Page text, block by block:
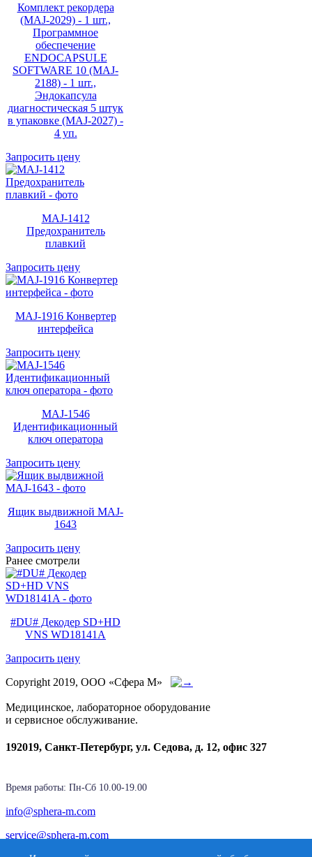
Комплект рекордера
(MAJ-2029) - 1 шт.,
Программное
обеспечение
ENDOCAPSULE
SOFTWARE 10 (MAJ-
2188) - 1 шт.,
Эндокапсула
диагностическая 5 штук
в упаковке (MAJ-2027) -
4 уп.
Запросить цену
MAJ-1412
Предохранитель
плавкий
Запросить цену
MAJ-1916 Конвертер
интерфейса
Запросить цену
MAJ-1546
Идентификационный
ключ оператора
Запросить цену
Ящик выдвижной MAJ-
1643
Запросить цену
Ранее смотрели
#DU# Декодер SD+HD
VNS WD18141A
Запросить цену
Copyright 2019, ООО «Сфера М»
Медицинское, лабораторное оборудование
и сервисное обслуживание.
192019, Санкт-Петербург, ул. Седова, д. 12, офис 327
Время работы: Пн-Cб 10.00-19.00
info@sphera-m.com
service@sphera-m.com